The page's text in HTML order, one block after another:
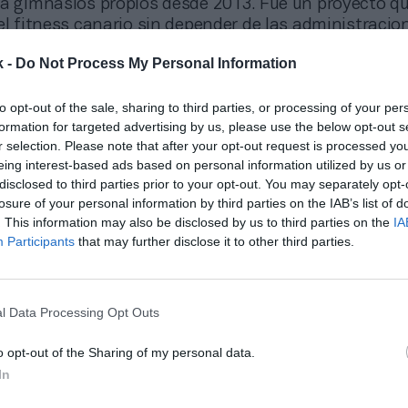
- Do Not Process My Personal Information
opt-out of the sale, sharing to third parties, or processing of your
for targeted advertising by us, please use the below opt-out
selection. Please note that after your opt-out request is processed
interest-based ads based on personal information utilized by us
to third parties prior to your opt-out. You may separately
of your personal information by third parties on the IAB’s list of
This information may also be disclosed by us to third parties on the
Participants that may further disclose it to other third parties.
Data Processing Opt Outs
opt-out of the Sharing of my personal data.
gimnasios propios desde 2013. Fue un proyecto
fitness canario sin depender de las
la región, donde opera un total de nueve
de los cierres y del importante descenso de
pandemia, no supuso un descenso importante con
ya que, en ese año no se computaron en su
que se abrieron”, ha explicado la compañía
deja en ‘stand-by’ dos aperturas tras facturar 11,4 millones en 2020
los planes de expansión, el grupo ha decidido
estaban previstas antes de marzo de 2020. No
no descartan algún movimiento para este